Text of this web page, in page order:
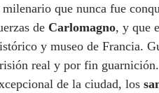
que nunca fue
de Carlomagno, y que
y museo de Francia.
real y por fin
de la ciudad, los